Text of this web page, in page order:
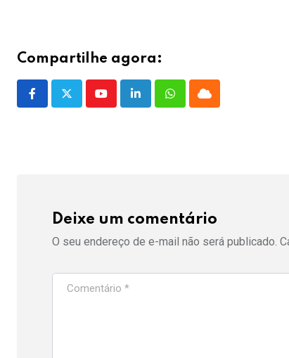
Compartilhe agora:
YoutubeLinkedInWhatsappCloud
Deixe um comentário
O seu endereço de e-mail não será publicado.